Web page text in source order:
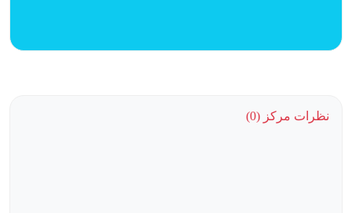
نظرات مرکز (0)